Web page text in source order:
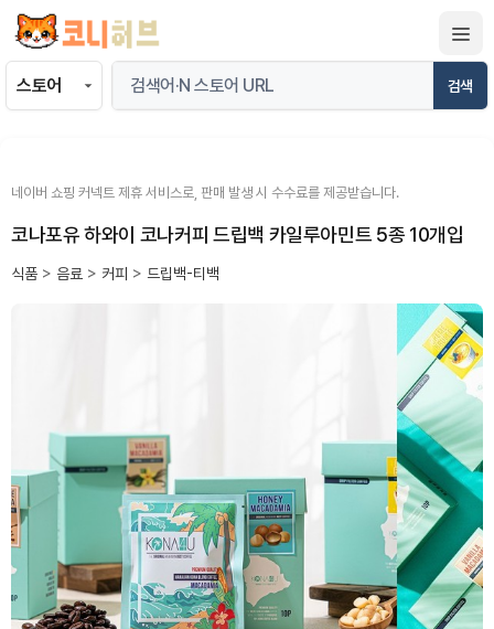
츠
검색
네이버 쇼핑 커넥트 제휴 서비스로, 판매 발생 시 수수료를 제공받습니다.
코나포유 하와이 코나커피 드립백 카일루아민트 5종 10개입
식품 > 음료 > 커피 > 드립백-티백